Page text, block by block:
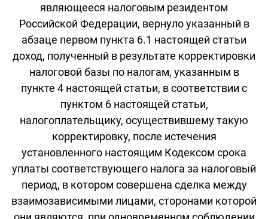
являющееся налоговым резидентом
Российской Федерации, вернуло указанный в
абзаце первом пункта 6.1 настоящей статьи
доход, полученный в результате корректировки
налоговой базы по налогам, указанным в
пункте 4 настоящей статьи, в соответствии с
пунктом 6 настоящей статьи,
налогоплательщику, осуществившему такую
корректировку, после истечения
установленного настоящим Кодексом срока
уплаты соответствующего налога за налоговый
период, в котором совершена сделка между
взаимозависимыми лицами, сторонами которой